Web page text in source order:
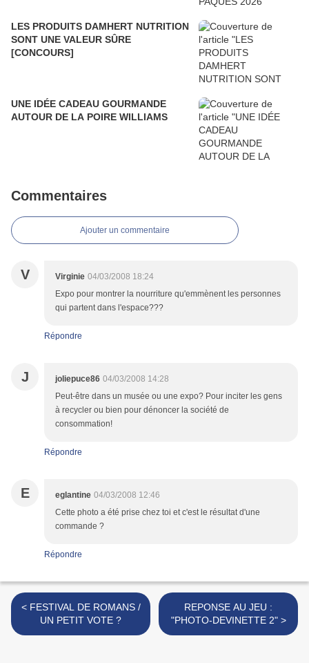
LES PRODUITS DAMHERT NUTRITION
SONT UNE VALEUR SÛRE
[CONCOURS]
UNE IDÉE CADEAU GOURMANDE
AUTOUR DE LA POIRE WILLIAMS
Commentaires
Ajouter un commentaire
V Virginie 04/03/2008 18:24
Expo pour montrer la nourriture qu'emmènent les personnes
qui partent dans l'espace???
Répondre
J joliepuce86 04/03/2008 14:28
Peut-être dans un musée ou une expo? Pour inciter les gens
à recycler ou bien pour dénoncer la société de
consommation!
Répondre
E eglantine 04/03/2008 12:46
Cette photo a été prise chez toi et c'est le résultat d'une
commande ?
Répondre
< FESTIVAL DE ROMANS /
UN PETIT VOTE ?
REPONSE AU JEU :
"PHOTO-DEVINETTE 2" >